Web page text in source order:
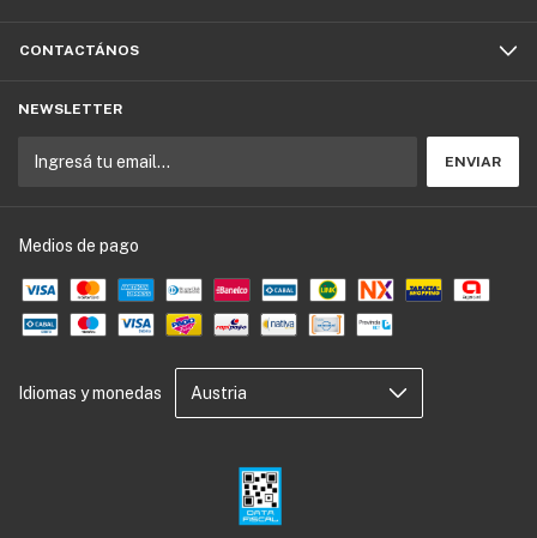
CONTACTÁNOS
NEWSLETTER
Medios de pago
Idiomas y monedas